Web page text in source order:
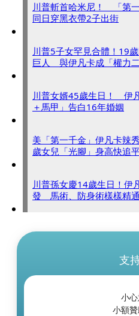
川普斬首哈米尼！ 「第
同日穿黑衣帶2子出街
川普5子女罕見合體！19
巨人 與伊凡卡成「權力二
川普女婿45歲生日！ 伊
＋馬甲」告白16年婚姻
美「第一千金」伊凡卡
歲女兒「光腳」身高快追
川普孫女慶14歲生日！伊
發 馬術、防身術樣樣精通
支
小
小額贊